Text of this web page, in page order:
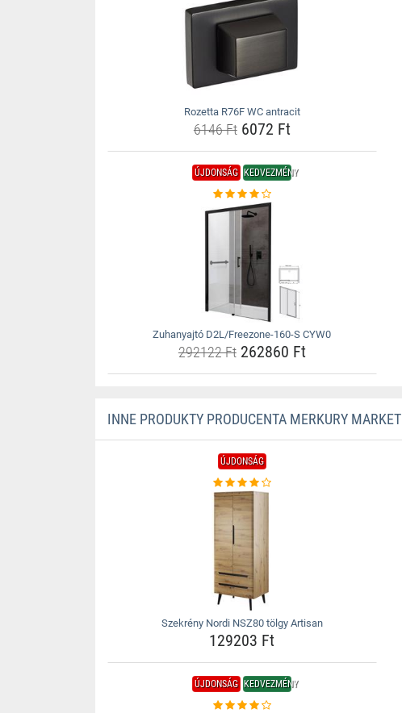
Rozetta R76F WC antracit
6146 Ft6072 Ft
ÚJDONSÁG KEDVEZMÉNY
Zuhanyajtó D2L/Freezone-160-S CYW0
292122 Ft262860 Ft
INNE PRODUKTY PRODUCENTA MERKURY MARKET
ÚJDONSÁG
Szekrény Nordi NSZ80 tölgy Artisan
129203 Ft
ÚJDONSÁG KEDVEZMÉNY